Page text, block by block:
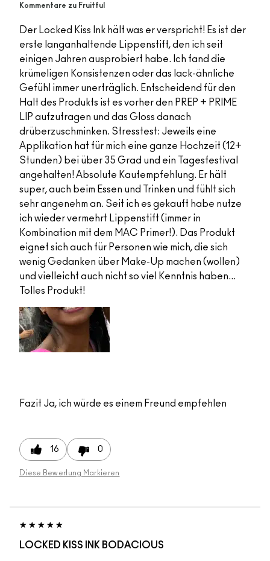
Kommentare zu Fruitful
Der Locked Kiss Ink hält was er verspricht! Es ist der
erste langanhaltende Lippenstift, den ich seit
einigen Jahren ausprobiert habe. Ich fand die
krümeligen Konsistenzen oder das lack-ähnliche
Gefühl immer unerträglich. Entscheidend für den
Halt des Produkts ist es vorher den PREP + PRIME
LIP aufzutragen und das Gloss danach
drüberzuschminken. Stresstest: Jeweils eine
Applikation hat für mich eine ganze Hochzeit (12+
Stunden) bei über 35 Grad und ein Tagesfestival
angehalten! Absolute Kaufempfehlung. Er hält
super, auch beim Essen und Trinken und fühlt sich
sehr angenehm an. Seit ich es gekauft habe nutze
ich wieder vermehrt Lippenstift (immer in
Kombination mit dem MAC Primer!). Das Produkt
eignet sich auch für Personen wie mich, die sich
wenig Gedanken über Make-Up machen (wollen)
und vielleicht auch nicht so viel Kenntnis haben...
Tolles Produkt!
Fazit Ja, ich würde es einem Freund empfehlen
16 0
Diese Bewertung Markieren
LOCKED KISS INK BODACIOUS